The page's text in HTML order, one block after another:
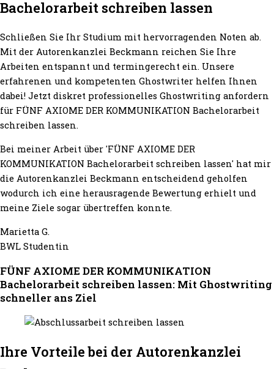
Bachelorarbeit schreiben lassen
Schließen Sie Ihr Studium mit hervorragenden Noten ab.
Mit der Autorenkanzlei Beckmann reichen Sie Ihre
Arbeiten entspannt und termingerecht ein. Unsere
erfahrenen und kompetenten Ghostwriter helfen Ihnen
dabei! Jetzt diskret professionelles Ghostwriting anfordern
für FÜNF AXIOME DER KOMMUNIKATION Bachelorarbeit
schreiben lassen.
Bei meiner Arbeit über 'FÜNF AXIOME DER
KOMMUNIKATION Bachelorarbeit schreiben lassen' hat mir
die Autorenkanzlei Beckmann entscheidend geholfen
wodurch ich eine herausragende Bewertung erhielt und
meine Ziele sogar übertreffen konnte.
Marietta G.
BWL Studentin
FÜNF AXIOME DER KOMMUNIKATION
Bachelorarbeit schreiben lassen: Mit Ghostwriting
schneller ans Ziel
Ihre Vorteile bei der Autorenkanzlei